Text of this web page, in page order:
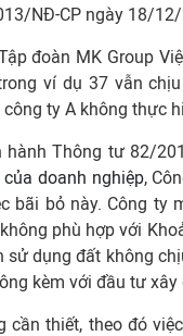
NĐ-CP ngày 18/12/
đoàn MK Group
ví dụ 37 vẫn
ty A không thực
hành Thông tư 82/
doanh nghiệp,
bãi bỏ này. Công ty
phù hợp với
sử dụng đất không
kèm với đầu tư
cần thiết, theo đó